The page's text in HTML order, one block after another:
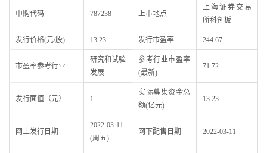
申购代码 787238 上市地点
上海证券交易
所科创板
发行价格(元/股) 13.23 发行市盈率 244.67
市盈率参考行业
研究和试验
发展
参考行业市盈率
(最新)
71.72
发行面值（元） 1
实际募集资金总
额(亿元)
13.23
网上发行日期
2022-03-11
(周五)
网下配售日期 2022-03-11